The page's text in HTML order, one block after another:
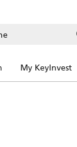
My KeyInvest